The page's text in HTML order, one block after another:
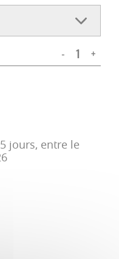
- +
jours, entre le